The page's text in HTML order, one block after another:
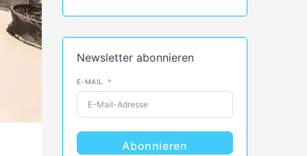
Newsletter abonnieren
E-MAIL
Abonnieren